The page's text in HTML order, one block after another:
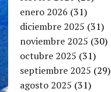
enero 2026 (31)
diciembre 2025 (31)
noviembre 2025 (30)
octubre 2025 (31)
septiembre 2025 (29)
agosto 2025 (31)